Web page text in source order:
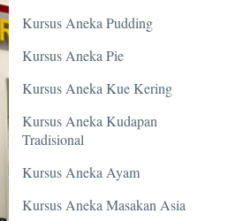
Kursus Aneka Pudding
Kursus Aneka Pie
Kursus Aneka Kue Kering
Kursus Aneka Kudapan
Tradisional
Kursus Aneka Ayam
Kursus Aneka Masakan Asia